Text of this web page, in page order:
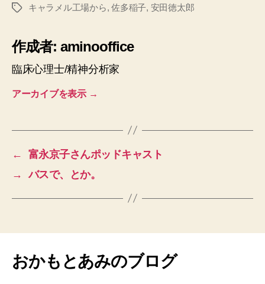
タ
キャラメル工場から,佐多稲子, 安田徳太郎
作成者: aminooffice
臨床心理士/精神分析家
アーカイブを表示 →
←
富永京子さんポッドキャスト
→
バスで、とか。
おかもとあみのブログ